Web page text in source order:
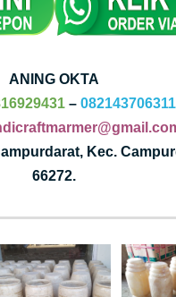
ANING OKTA
– 082143706311
Kec.
66272.